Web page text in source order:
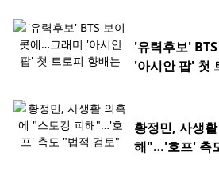
'유력후보'
'아시안 팝' 첫
황정민, 사생
해"…'호프' 측